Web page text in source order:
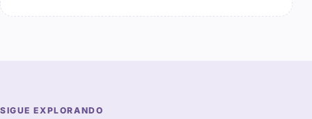
SIGUE EXPLORANDO